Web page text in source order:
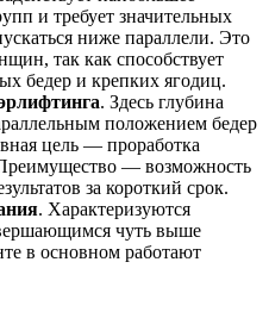
и требует значительных
ниже параллели. Это
так как способствует
бедер и крепких ягодиц.
. Здесь глубина
положением бедер
цель — проработка
— возможность
за короткий срок.
. Характеризуются
чуть выше
в основном работают